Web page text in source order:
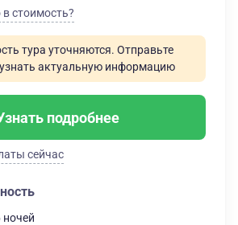
стоимость?
тура уточняются. Отправьте
актуальную информацию
подробнее
сейчас
ночей